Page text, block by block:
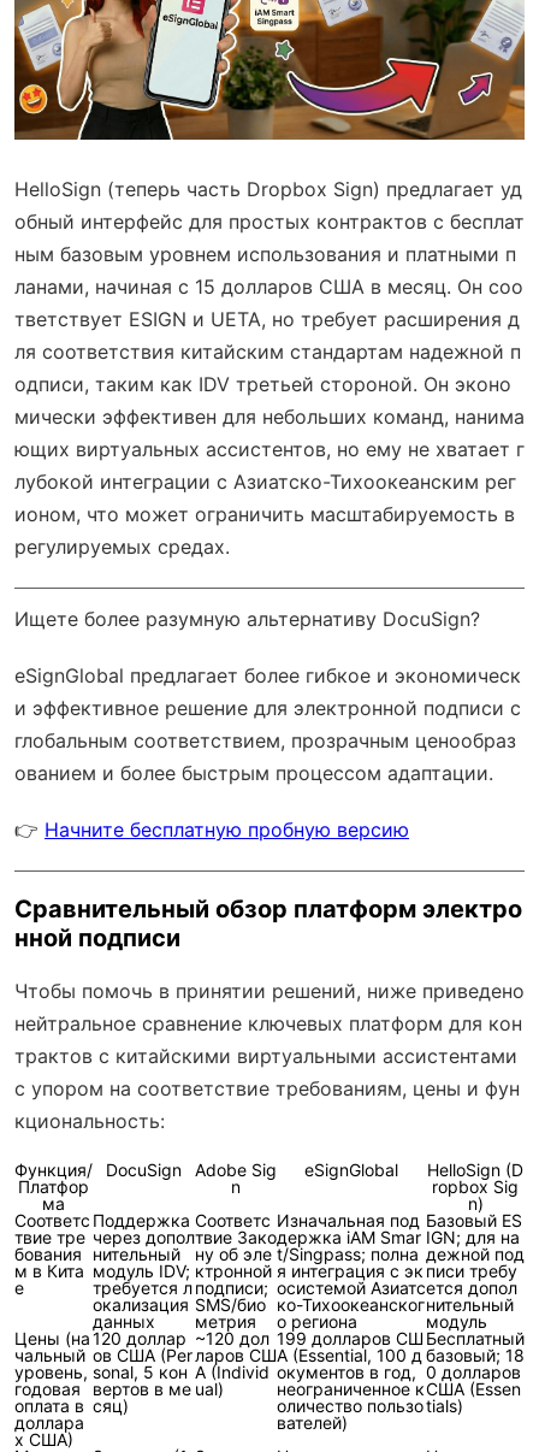
HelloSign (теперь часть Dropbox Sign) предлагает уд
обный интерфейс для простых контрактов с бесплат
ным базовым уровнем использования и платными п
ланами, начиная с 15 долларов США в месяц. Он соо
тветствует ESIGN и UETA, но требует расширения д
ля соответствия китайским стандартам надежной п
одписи, таким как IDV третьей стороной. Он эконо
мически эффективен для небольших команд, нанима
ющих виртуальных ассистентов, но ему не хватает г
лубокой интеграции с Азиатско-Тихоокеанским рег
ионом, что может ограничить масштабируемость в
регулируемых средах.
Ищете более разумную альтернативу DocuSign?
eSignGlobal предлагает более гибкое и экономическ
и эффективное решение для электронной подписи с
глобальным соответствием, прозрачным ценообраз
ованием и более быстрым процессом адаптации.
👉 Начните бесплатную пробную версию
Сравнительный обзор платформ электро
нной подписи
Чтобы помочь в принятии решений, ниже приведено
нейтральное сравнение ключевых платформ для кон
трактов с китайскими виртуальными ассистентами
с упором на соответствие требованиям, цены и фун
кциональность:
Функция/
Платфор
ма
DocuSign
Adobe Sig
n
eSignGlobal
HelloSign (D
ropbox Sig
n)
Соответс
твие тре
бования
м в Кита
е
Поддержка
через допол
нительный
модуль IDV;
требуется л
окализация
данных
Соответс
твие Зако
ну об эле
ктронной
подписи;
SMS/био
метрия
Изначальная под
держка iAM Smar
t/Singpass; полна
я интеграция с эк
осистемой Азиатс
ко-Тихоокеанског
о региона
Базовый ES
IGN; для на
дежной под
писи требу
ется допол
нительный
модуль
Цены (на
чальный
уровень,
годовая
оплата в
доллара
х США)
120 доллар
ов США (Per
sonal, 5 кон
вертов в ме
сяц)
~120 дол
ларов СШ
А (Individ
ual)
199 долларов СШ
А (Essential, 100 д
окументов в год,
неограниченное к
оличество пользо
вателей)
Бесплатный
базовый; 18
0 долларов
США (Essen
tials)